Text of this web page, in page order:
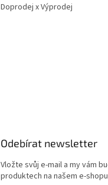
Doprodej x Výprodej
Odebírat newsletter
Vložte svůj e-mail a my vám
produktech na našem e-